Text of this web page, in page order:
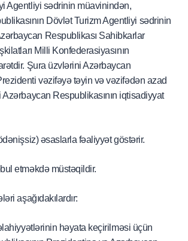
Agentliyi sədrinin müavinindən,
Dövlət Turizm Agentliyi sədrinin
Respublikası Sahibkarlar
Milli Konfederasiyasının
Şura üzvlərini Azərbaycan
vəzifəyə təyin və vəzifədən azad
Azərbaycan Respublikasının iqtisadiyyat
əsaslarla fəaliyyət göstərir.
etməkdə müstəqildir.
aşağıdakılardır:
həyata keçirilməsi üçün